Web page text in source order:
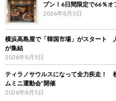
プン！6日間限定で66％オ
2026年8月5日
横浜高島屋で「韓国市場」がスタート
が集結
2026年8月5日
ティラノサウルスになって全力疾走！
ムミニ運動会”開催
2026年8月5日